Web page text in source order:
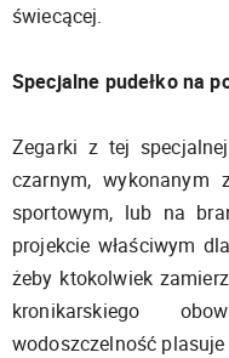
świecącej.
Specjalne pudełko na
Zegarki z tej
czarnym, wykonanym
sportowym, lub na
projekcie właściwym
żeby ktokolwiek
kronikarskiego
wodoszczelność